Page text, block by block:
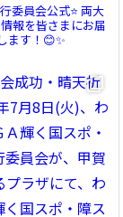
委員会公式⭐️両大
報を皆さまにお届
ます！😊✨